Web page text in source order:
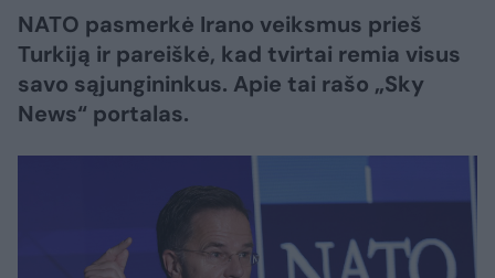
NATO pasmerkė Irano veiksmus prieš
Turkiją ir pareiškė, kad tvirtai remia visus
savo sąjungininkus. Apie tai rašo „Sky
News“ portalas.